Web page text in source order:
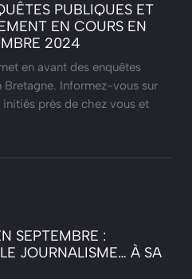
PUBLIQUES ET
EN COURS EN
2024
en avant des enquêtes
Informez-vous sur
près de chez vous et
SEPTEMBRE :
JOURNALISME… À SA